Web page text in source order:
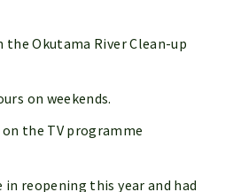
Okutama River Clean-up
on weekends.
the TV programme
reopening this year and had